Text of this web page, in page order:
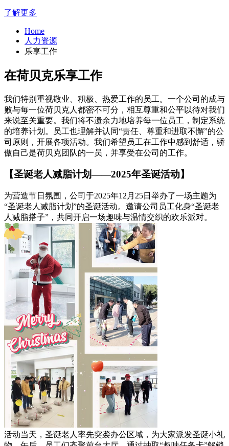
了解更多
Home
人力资源
乐享工作
在荷贝克乐享工作
我们特别重视敬业、积极、热爱工作的员工。一个公司的成与
败与每一位荷贝克人都密不可分，相互尊重和公平以待对我们
来说至关重要。我们将不遗余力地培养每一位员工，制定系统
的培养计划。员工也理解并认同“责任、尊重和进取不懈”的公
司原则，开展各项活动。我们希望员工在工作中感到舒适，骄
傲自己是荷贝克团队的一员，并享受在公司的工作。
【圣诞老人减脂计划——2025年圣诞活动】
为营造节日氛围，公司于2025年12月25日举办了一场主题为
“圣诞老人减脂计划”的圣诞活动。邀请公司员工化身“圣诞老
人减脂搭子”，共同开启一场趣味与温情交织的欢乐派对。
活动当天，圣诞老人率先突袭办公区域，为大家派发圣诞小礼